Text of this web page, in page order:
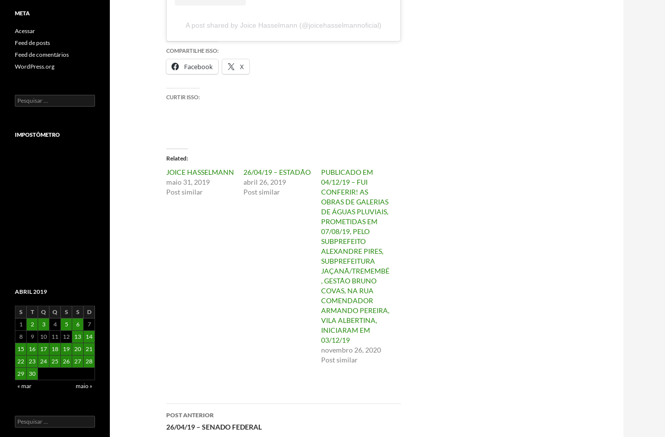
A post shared by Joice Hasselmann (@joicehasselmannoficial)
COMPARTILHE ISSO:
Facebook X
CURTIR ISSO:
Related
JOICE HASSELMANN
maio 31, 2019
Post similar
26/04/19 – ESTADÃO
abril 26, 2019
Post similar
PUBLICADO EM
04/12/19 – FUI
CONFERIR! AS
OBRAS DE GALERIAS
DE ÁGUAS PLUVIAIS,
PROMETIDAS EM
07/08/19, PELO
SUBPREFEITO
ALEXANDRE PIRES,
SUBPREFEITURA
JAÇANÃ/TREMEMBÉ
, GESTÃO BRUNO
COVAS, NA RUA
COMENDADOR
ARMANDO PEREIRA,
VILA ALBERTINA,
INICIARAM EM
03/12/19
novembro 26, 2020
Post similar
Navegação
de
POST ANTERIOR
26/04/19 – SENADO FEDERAL
META
Acessar
Feed de posts
Feed de comentários
WordPress.org
Pesquisar
por:
IMPOSTÔMETRO
ABRIL 2019
S T Q Q S S
D
1
2 3 4 5 6
7
8
9 10 11 12 13
14
15
16 17 18 19 20 21
22 23 24 25 26 27 28
29
30
« mar
maio »
Pesquisar
por: